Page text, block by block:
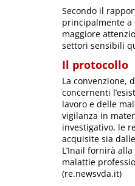
Secondo il
principalmente a
maggiore
settori sensibili
Il protocollo
La convenzione,
concernenti
lavoro e delle
vigilanza in
investigativo, le
acquisite sia
L’Inail fornirà
malattie
(re.newsvda.it)